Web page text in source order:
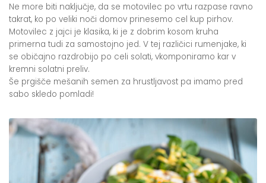
Ne more biti naključje, da se motovilec po vrtu razpase ravno
takrat, ko po veliki noči domov prinesemo cel kup pirhov.
Motovilec z jajci je klasika, ki je z dobrim kosom kruha
primerna tudi za samostojno jed. V tej različici rumenjake, ki
se običajno razdrobijo po celi solati, vkomponiramo kar v
kremni solatni preliv.
Še prgišče mešanih semen za hrustljavost pa imamo pred
sabo skledo pomladi!